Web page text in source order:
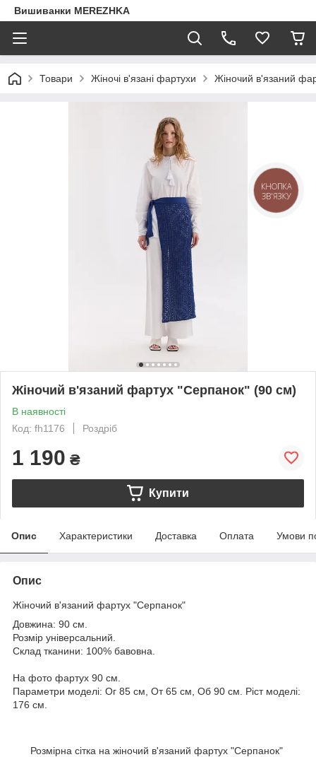
Вишиванки MEREZHKA
Товари Жіночі в'язані фартухи Жіночий в'язаний
Жіночий в'язаний фартух "Серпанок" (90 см)
В наявності
Код: fh1176
Роздріб
1 190 ₴
Купити
Опис Характеристики Доставка Оплата Умови
Опис
Жіночий в'язаний фартух "Серпанок"
Довжина: 90 см.
Розмір універсальний.
Склад тканини: 100% бавовна.
На фото фартух 90 см.
Параметри моделі: Ог 85 см, От 65 см, Об 90 см. Ріст моделі:
176 см.
Розмірна сітка на жіночий в'язаний фартух "Серпанок"
КНОПКА
ЗВ'ЯЗКУ